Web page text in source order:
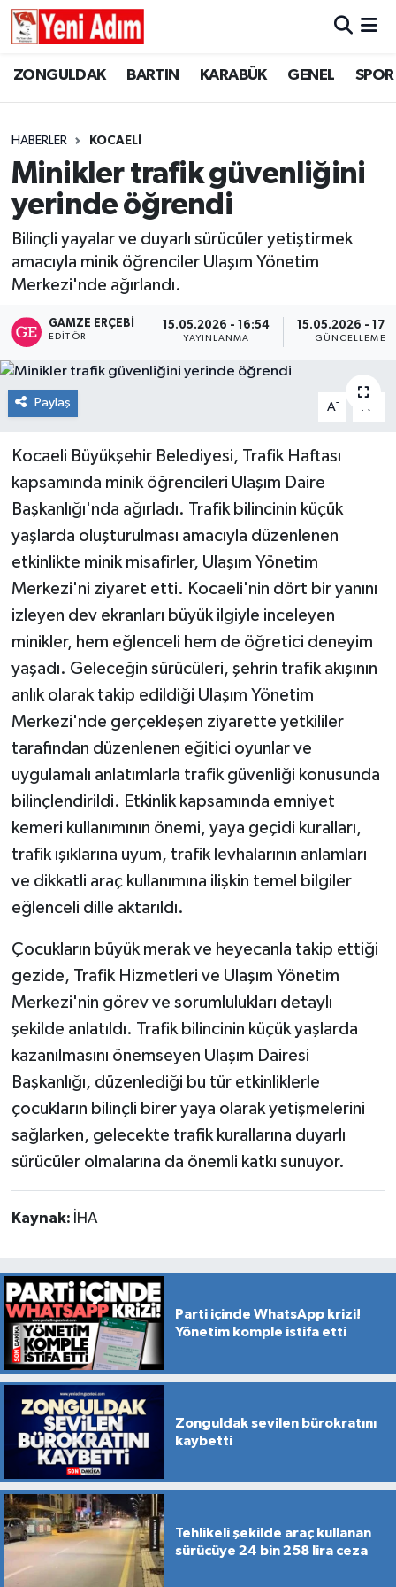
ZONGULDAK BARTIN KARABÜK GENEL SPOR
HABERLER KOCAELİ
Minikler trafik güvenliğini
yerinde öğrendi
Bilinçli yayalar ve duyarlı sürücüler yetiştirmek
amacıyla minik öğrenciler Ulaşım Yönetim
Merkezi'nde ağırlandı.
GAMZE ERÇEBI
EDITÖR
15.05.2026 - 16:54
YAYINLANMA
15.05.2026 -
GÜNCELLEME
Paylaş A- A
Kocaeli Büyükşehir Belediyesi, Trafik Haftası
kapsamında minik öğrencileri Ulaşım Daire
Başkanlığı'nda ağırladı. Trafik bilincinin küçük
yaşlarda oluşturulması amacıyla düzenlenen
etkinlikte minik misafirler, Ulaşım Yönetim
Merkezi'ni ziyaret etti. Kocaeli'nin dört bir yanını
izleyen dev ekranları büyük ilgiyle inceleyen
minikler, hem eğlenceli hem de öğretici deneyim
yaşadı. Geleceğin sürücüleri, şehrin trafik akışının
anlık olarak takip edildiği Ulaşım Yönetim
Merkezi'nde gerçekleşen ziyarette yetkililer
tarafından düzenlenen eğitici oyunlar ve
uygulamalı anlatımlarla trafik güvenliği konusunda
bilinçlendirildi. Etkinlik kapsamında emniyet
kemeri kullanımının önemi, yaya geçidi kuralları,
trafik ışıklarına uyum, trafik levhalarının anlamları
ve dikkatli araç kullanımına ilişkin temel bilgiler
eğlenceli dille aktarıldı.
Çocukların büyük merak ve heyecanla takip ettiği
gezide, Trafik Hizmetleri ve Ulaşım Yönetim
Merkezi'nin görev ve sorumlulukları detaylı
şekilde anlatıldı. Trafik bilincinin küçük yaşlarda
kazanılmasını önemseyen Ulaşım Dairesi
Başkanlığı, düzenlediği bu tür etkinliklerle
çocukların bilinçli birer yaya olarak yetişmelerini
sağlarken, gelecekte trafik kurallarına duyarlı
sürücüler olmalarına da önemli katkı sunuyor.
Kaynak: İHA
Parti içinde WhatsApp krizi!
Yönetim komple istifa etti
Zonguldak sevilen bürokratını
kaybetti
Tehlikeli şekilde araç kullanan
sürücüye 24 bin 258 lira ceza
ZONGULDAK
ASAYİŞ
GÜNCEL
SİYASET
RESMİ İLAN
ZONGULDAK
KARABÜK
GENEL
SPOR
SİYASET
SAĞLIK
GÜNCEL
Künye
Zonguldak Hava Durumu
Süper Lig Puan Durumu ve Fikstür
Tüm Manşetler
Son Dakika Haberleri
Haber Arşivi